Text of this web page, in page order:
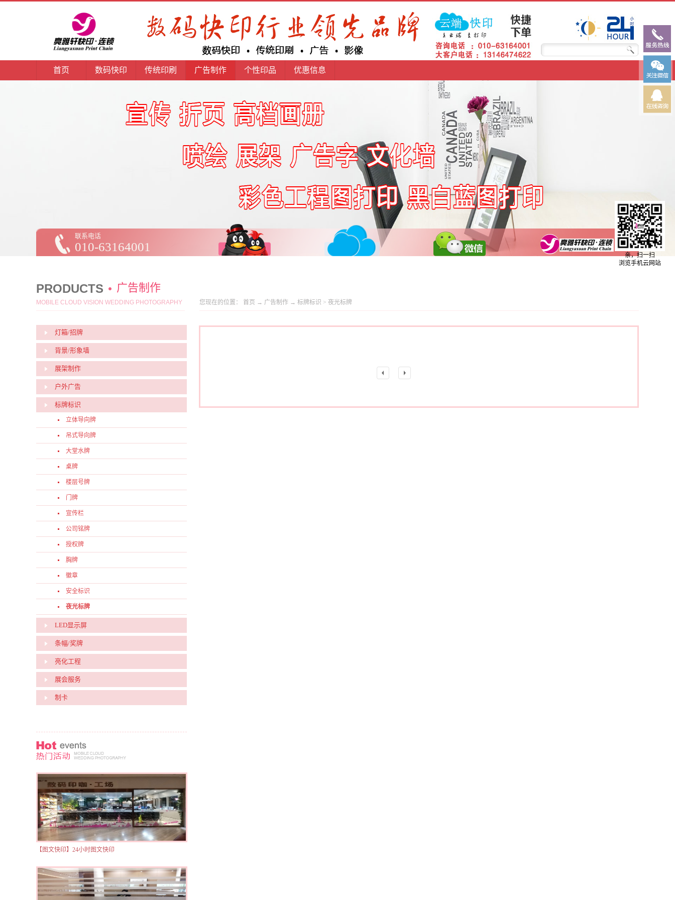
首页 数码快印 传统印刷 广告制作 个性印品 优惠信息
010-63164001
联系电话
广告制作
PRODUCTS
MOBILE CLOUD VISION WEDDING PHOTOGRAPHY
灯箱/招牌
背景/形象墙
展架制作
户外广告
标牌标识
立体导向牌
吊式导向牌
大堂水牌
桌牌
楼层号牌
门牌
宣传栏
公司铭牌
授权牌
胸牌
徽章
安全标识
夜光标牌
LED显示屏
条幅/奖牌
亮化工程
展会服务
制卡
【图文快印】24小时图文快印
您现在的位置： 首页 → 广告制作 → 标牌标识 > 夜光标牌
亲，扫一扫
浏览手机云网站